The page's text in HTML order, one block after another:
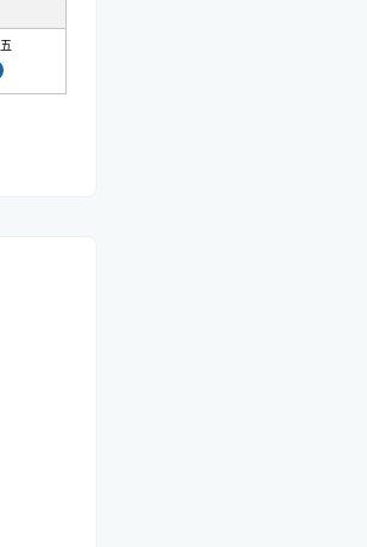
五